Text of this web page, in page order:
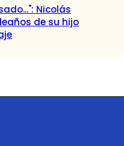
Nicolás
de su hijo